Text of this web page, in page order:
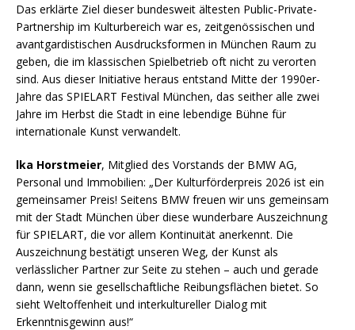
Das erklärte Ziel dieser bundesweit ältesten Public-Private-
Partnership im Kulturbereich war es, zeitgenössischen und
avantgardistischen Ausdrucksformen in München Raum zu
geben, die im klassischen Spielbetrieb oft nicht zu verorten
sind. Aus dieser Initiative heraus entstand Mitte der 1990er-
Jahre das SPIELART Festival München, das seither alle zwei
Jahre im Herbst die Stadt in eine lebendige Bühne für
internationale Kunst verwandelt.
lka Horstmeier, Mitglied des Vorstands der BMW AG,
Personal und Immobilien: „Der Kulturförderpreis 2026 ist ein
gemeinsamer Preis! Seitens BMW freuen wir uns gemeinsam
mit der Stadt München über diese wunderbare Auszeichnung
für SPIELART, die vor allem Kontinuität anerkennt. Die
Auszeichnung bestätigt unseren Weg, der Kunst als
verlässlicher Partner zur Seite zu stehen – auch und gerade
dann, wenn sie gesellschaftliche Reibungsflächen bietet. So
sieht Weltoffenheit und interkultureller Dialog mit
Erkenntnisgewinn aus!“